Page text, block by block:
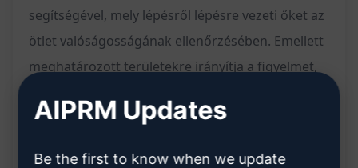
segítségével, mely lépésről lépésre vezeti őket az
ötlet valóságosságának ellenőrzésében. Emellett
meghatározott területekre irányítja a figyelmet,
továbbfejlesztése érdekében.
AIPRM Updates
Be the first to know when we update